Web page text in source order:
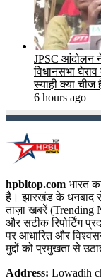
JPSC आंदोलन
विधानसभा
स्याही क्या चीज
6 hours ago
hpbltop.com भारत
है। झारखंड के धनबाद
ताज़ा खबरें (Trending
और सटीक रिपोर्टिंग
पर आधारित और
मुद्दों को प्रमुखता से
Address: Lowadih